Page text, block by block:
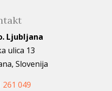
Ljubljana
ulica 13
Slovenija
261 049